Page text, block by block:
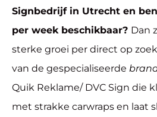
Signbedrijf in Utrecht en
per week beschikbaar? Dan
sterke groei per direct op
van de gespecialiseerde
Quik Reklame/ DVC Sign die
met strakke carwraps en laat